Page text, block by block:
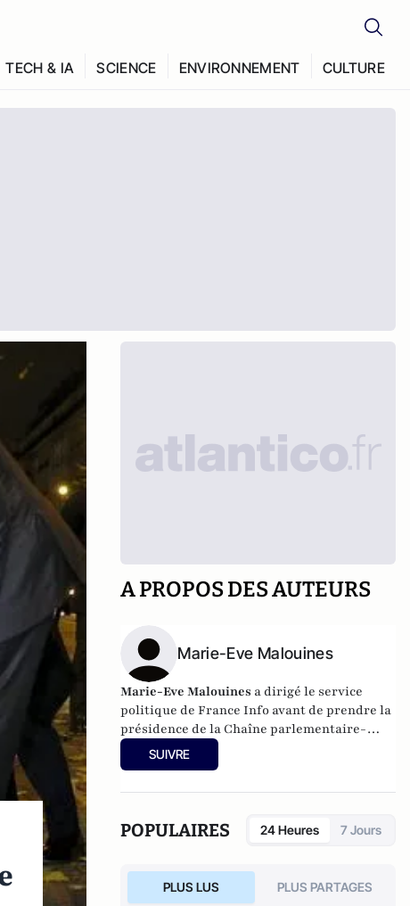
TECH & IA SCIENCE ENVIRONNEMENT CULTURE
A PROPOS DES AUTEURS
Marie-Eve Malouines
Marie-Eve Malouines a dirigé le service
politique de France Info avant de prendre la
présidence de la Chaîne parlementaire-
Assemblée nationale en 2015. Elle a
publié plusieurs livres politiques dont La
la peur (Stock, 2010), et François Hollande
ou la Force du gentil (JC Lattès, 2012).
SUIVRE
POPULAIRES 24 Heures 7 Jours
PLUS LUS PLUS PARTAGES